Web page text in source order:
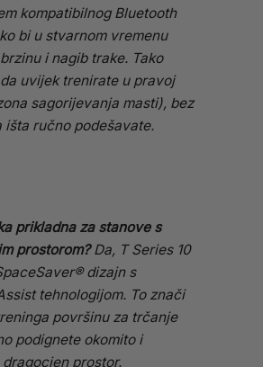
kompatibilnog Bluetooth
bi u stvarnom vremenu
i nagib trake. Tako
uvijek trenirate u pravoj
sagorijevanja masti), bez
išta ručno podešavate.
prikladna za stanove s
prostorom?Da, T Series 10
dizajn s
tehnologijom. To znači
površinu za trčanje
podignete okomito i
prostor.